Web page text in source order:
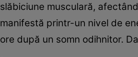
slăbiciune musculară,
manifestă printr-un nivel de
ore după un somn odihnitor.